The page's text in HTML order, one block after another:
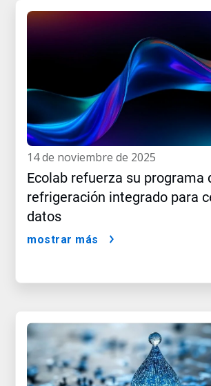
14 de noviembre de 2025
Ecolab refuerza su programa
refrigeración integrado para
datos
mostrar más